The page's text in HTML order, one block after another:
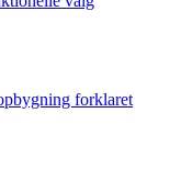
forklaret